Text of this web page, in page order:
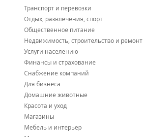
Транспорт и перевозки
Отдых, развлечения, спорт
Общественное питание
Недвижимость, строительство и ремонт
Услуги населению
Финансы и страхование
Снабжение компаний
Для бизнеса
Домашние животные
Красота и уход
Магазины
Мебель и интерьер